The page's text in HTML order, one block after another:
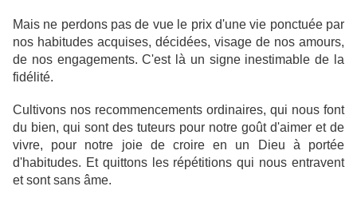
Mais ne perdons pas de vue le prix d'une vie ponctuée par
nos habitudes acquises, décidées, visage de nos amours,
de nos engagements. C'est là un signe inestimable de la
fidélité.
Cultivons nos recommencements ordinaires, qui nous font
du bien, qui sont des tuteurs pour notre goût d'aimer et de
vivre, pour notre joie de croire en un Dieu à portée
d'habitudes. Et quittons les répétitions qui nous entravent
et sont sans âme.